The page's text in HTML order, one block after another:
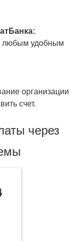
любым удобным
организации
счет.
через